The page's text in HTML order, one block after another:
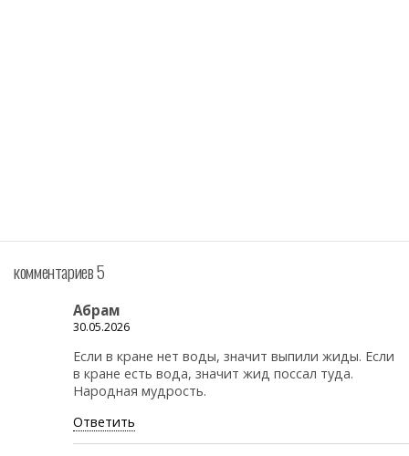
комментариев 5
Абрам
30.05.2026
Если в кране нет воды, значит выпили жиды. Если
в кране есть вода, значит жид поссал туда.
Народная мудрость.
Ответить